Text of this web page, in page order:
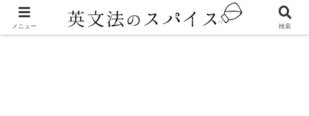
メニュー 検索